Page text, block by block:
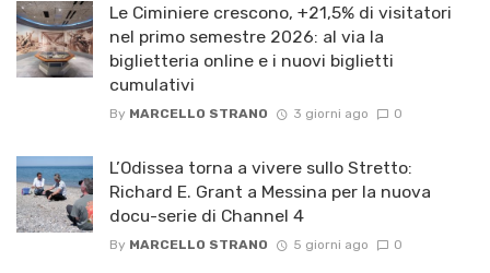
Le Ciminiere crescono, +21,5% di visitatori
nel primo semestre 2026: al via la
biglietteria online e i nuovi biglietti
cumulativi
By MARCELLO STRANO 3 giorni ago 0
L’Odissea torna a vivere sullo Stretto:
Richard E. Grant a Messina per la nuova
docu-serie di Channel 4
By MARCELLO STRANO 5 giorni ago 0